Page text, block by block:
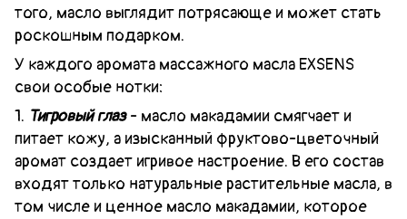
того, масло выглядит потрясающе и может стать
роскошным подарком.
У каждого аромата массажного масла EXSENS
свои особые нотки:
1. Тигровый глаз- масло макадамии смягчает и
питает кожу, а изысканный фруктово-цветочный
аромат создает игривое настроение. В его состав
входят только натуральные растительные масла, в
том числе и ценное масло макадамии, которое